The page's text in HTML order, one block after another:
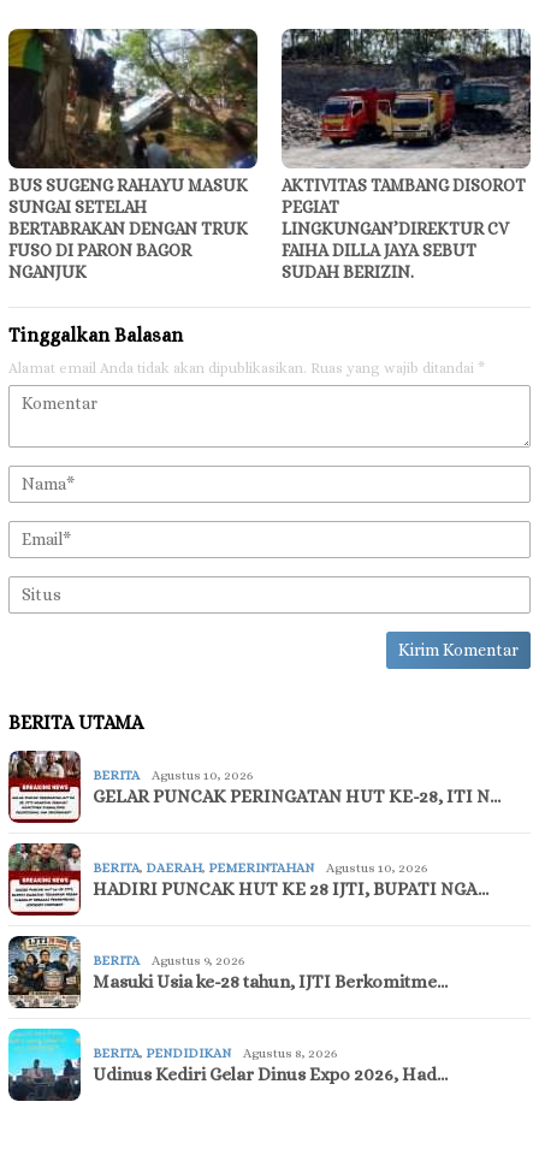
BUS SUGENG RAHAYU MASUK
SUNGAI SETELAH
BERTABRAKAN DENGAN TRUK
FUSO DI PARON BAGOR
NGANJUK
AKTIVITAS TAMBANG DISOROT
PEGIAT
LINGKUNGAN’DIREKTUR CV
FAIHA DILLA JAYA SEBUT
SUDAH BERIZIN.
Tinggalkan Balasan
Alamat email Anda tidak akan dipublikasikan. Ruas yang wajib ditandai *
BERITA UTAMA
BERITA Agustus 10, 2026
GELAR PUNCAK PERINGATAN HUT KE-28, ITI N…
BERITA, DAERAH, PEMERINTAHAN Agustus 10, 2026
HADIRI PUNCAK HUT KE 28 IJTI, BUPATI NGA…
BERITA Agustus 9, 2026
Masuki Usia ke-28 tahun, IJTI Berkomitme…
BERITA, PENDIDIKAN Agustus 8, 2026
Udinus Kediri Gelar Dinus Expo 2026, Had…